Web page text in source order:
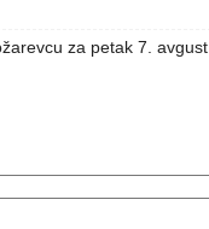
za petak 7. avgust